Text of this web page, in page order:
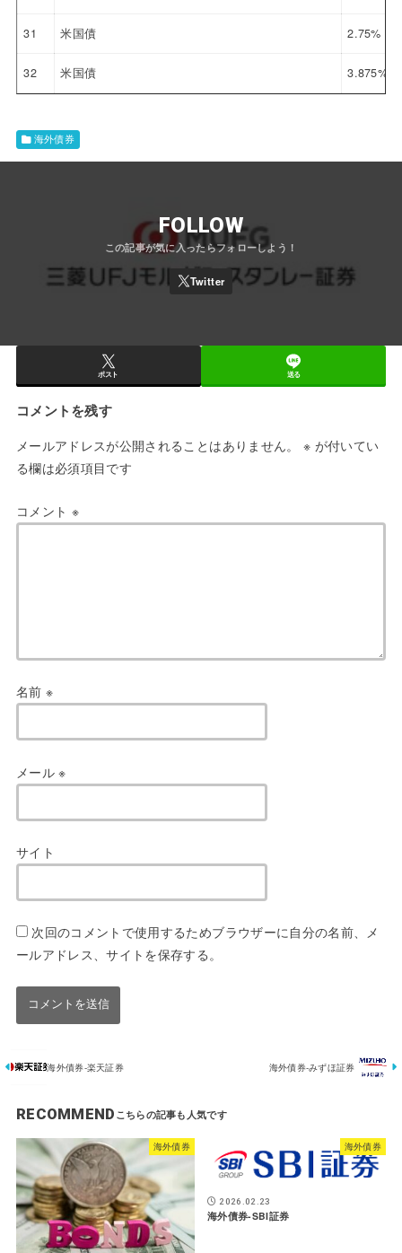
31 米国債 2.75%
32 米国債 3.875%
海外債券
FOLLOW
ポスト 送る
コメントを残す
メールアドレスが公開されることはありません。 ※ が付いてい
る欄は必須項目です
コメント ※
名前 ※
メール※
サイト
次回のコメントで使用するためブラウザーに自分の名前、メ
ールアドレス、サイトを保存する。
海外債券-楽天証券 海外債券-みずほ証券
RECOMMEND
海外債券 海外債券
2026.02.23
海外債券-SBI証券